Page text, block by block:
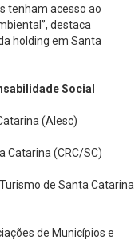
tenham acesso ao
destaca
holding em Santa
Social
(Alesc)
Catarina (CRC/SC)
de Santa Catarina
de Municípios e